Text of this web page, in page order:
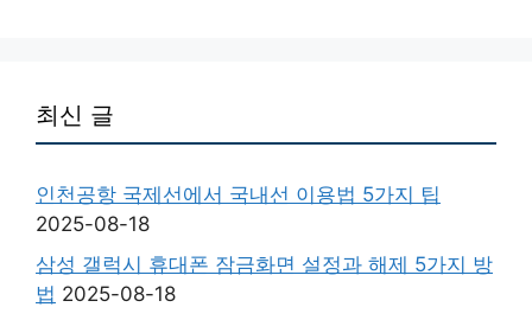
최신 글
인천공항 국제선에서 국내선 이용법 5가지 팁
2025-08-18
삼성 갤럭시 휴대폰 잠금화면 설정과 해제 5가지 방
법 2025-08-18